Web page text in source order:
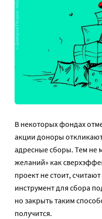
В некоторых фондах
акции доноры
адресные сборы. Тем не
желаний» как
проект не стоит,
инструмент для сбора
но закрыть таким
получится.